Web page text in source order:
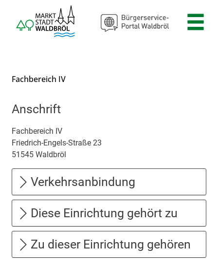
Zum Hauptinhalt springen
Fachbereich IV
Anschrift
Fachbereich IV
Friedrich-Engels-Straße 23
51545 Waldbröl
Verkehrsanbindung
Diese Einrichtung gehört zu
Zu dieser Einrichtung gehören